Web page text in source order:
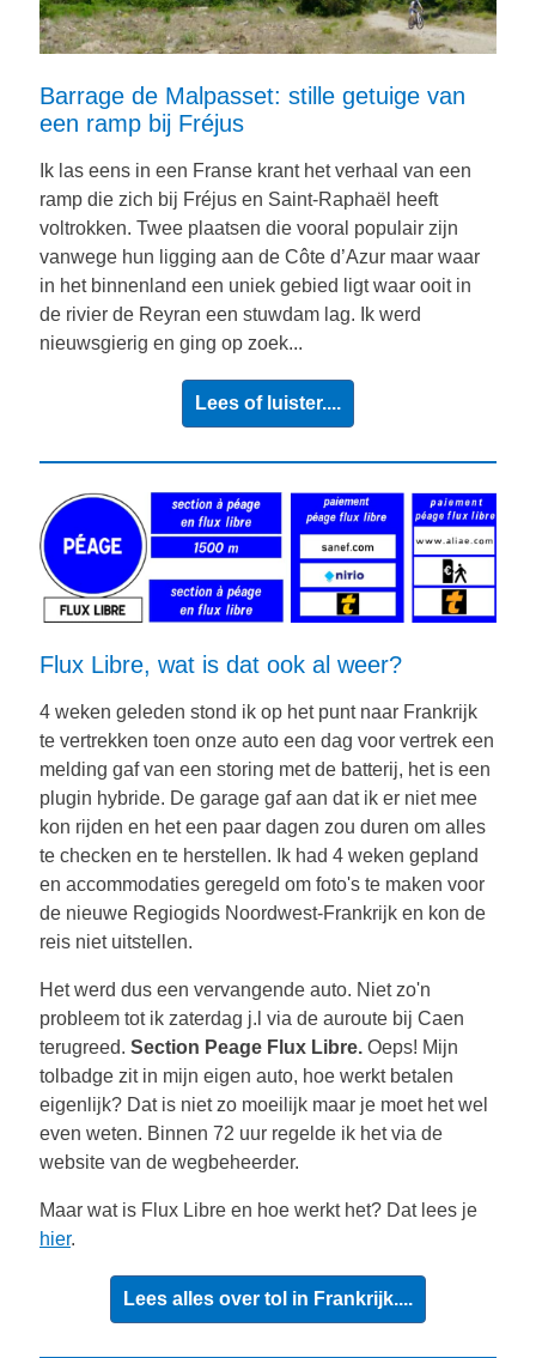
Barrage de Malpasset: stille getuige van
een ramp bij Fréjus
Ik las eens in een Franse krant het verhaal van een
ramp die zich bij Fréjus en Saint-Raphaël heeft
voltrokken. Twee plaatsen die vooral populair zijn
vanwege hun ligging aan de Côte d’Azur maar waar
in het binnenland een uniek gebied ligt waar ooit in
de rivier de Reyran een stuwdam lag. Ik werd
nieuwsgierig en ging op zoek...
Lees of luister....
Flux Libre, wat is dat ook al weer?
4 weken geleden stond ik op het punt naar Frankrijk
te vertrekken toen onze auto een dag voor vertrek een
melding gaf van een storing met de batterij, het is een
plugin hybride. De garage gaf aan dat ik er niet mee
kon rijden en het een paar dagen zou duren om alles
te checken en te herstellen. Ik had 4 weken gepland
en accommodaties geregeld om foto's te maken voor
de nieuwe Regiogids Noordwest-Frankrijk en kon de
reis niet uitstellen.
Het werd dus een vervangende auto. Niet zo'n
probleem tot ik zaterdag j.l via de auroute bij Caen
terugreed. Section Peage Flux Libre. Oeps! Mijn
tolbadge zit in mijn eigen auto, hoe werkt betalen
eigenlijk? Dat is niet zo moeilijk maar je moet het wel
even weten. Binnen 72 uur regelde ik het via de
website van de wegbeheerder.
Maar wat is Flux Libre en hoe werkt het? Dat lees je
hier.
Lees alles over tol in Frankrijk....